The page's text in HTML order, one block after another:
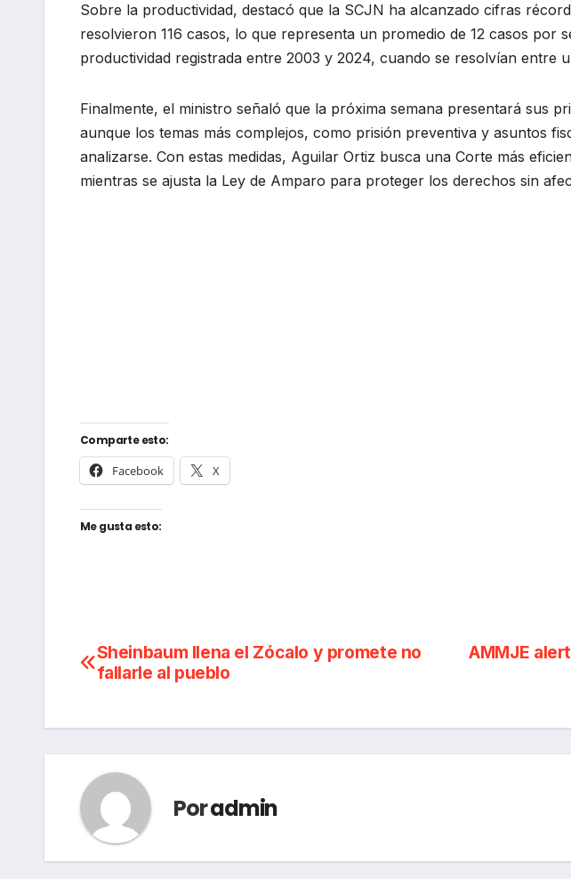
Sobre la productividad, destacó que la SCJN ha alcanzado cifras
resolvieron 116 casos, lo que representa un promedio de 12 casos por
productividad registrada entre 2003 y 2024, cuando se resolvían entre
Finalmente, el ministro señaló que la próxima semana presentará sus
aunque los temas más complejos, como prisión preventiva y asuntos
analizarse. Con estas medidas, Aguilar Ortiz busca una Corte más
mientras se ajusta la Ley de Amparo para proteger los derechos sin
Comparte esto:
Facebook X
Me gusta esto:
Navegación
entradas
AMMJE
Sheinbaum llena el Zócalo y promete no
fallarle al pueblo
Poradmin